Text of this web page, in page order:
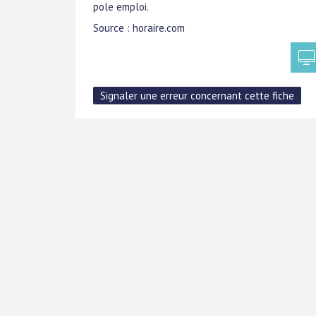
pole emploi.
Source : horaire.com